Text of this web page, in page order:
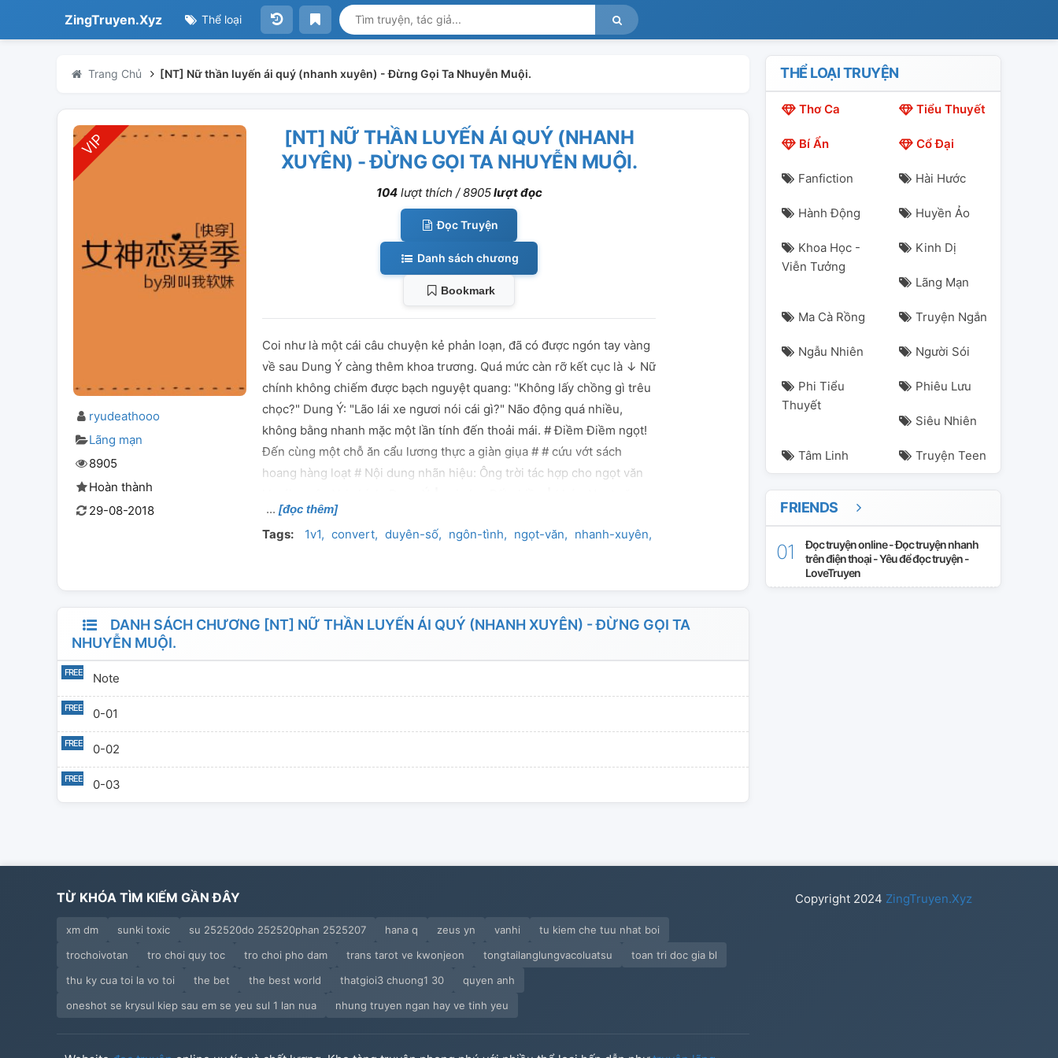
ZingTruyen.Xyz Thể loại
Trang Chủ [NT] Nữ thần luyến ái quý (nhanh xuyên) - Đừng Gọi Ta Nhuyễn Muội.
ryudeathooo
Lãng mạn
8905
Hoàn thành
29-08-2018
[NT] NỮ THẦN LUYẾN ÁI QUÝ (NHANH
XUYÊN) - ĐỪNG GỌI TA NHUYỄN MUỘI.
104lượt thích /8905lượt đọc
Đọc Truyện
Danh sách chương
Bookmark
Coi như là một cái câu chuyện kẻ phản loạn, đã có được ngón tay vàng
về sau Dung Ý càng thêm khoa trương. Quá mức càn rỡ kết cục là ↓ Nữ
chính không chiếm được bạch nguyệt quang: "Không lấy chồng gì trêu
chọc?" Dung Ý: "Lão lái xe ngươi nói cái gì?" Não động quá nhiều,
không bằng nhanh mặc một lần tính đến thoải mái. # Điềm Điềm ngọt!
Đến cùng một chỗ ăn cẩu lương thực a giàn giụa # # cứu vớt sách
hoang hàng loạt # Nội dung nhãn hiệu: Ông trời tác hợp cho ngọt văn
khoái xuyên
[đọc thêm]
Tags: 1v1 convert duyên-số ngôn-tình ngọt-văn nhanh-xuyên
DANH SÁCH CHƯƠNG [NT] NỮ THẦN LUYẾN ÁI QUÝ (NHANH XUYÊN) - ĐỪNG GỌI TA
NHUYỄN MUỘI.
Note
0-01
0-02
0-03
THỂ LOẠI TRUYỆN
Thơ Ca Tiểu Thuyết
Bí Ẩn Cổ Đại
Fanfiction Hài Hước
Hành Động Huyền Ảo
Khoa Học -
Viễn Tưởng
Kinh Dị
Lãng Mạn
Ma Cà Rồng Truyện Ngắn
Ngẫu Nhiên Người Sói
Phi Tiểu
Thuyết
Phiêu Lưu
Siêu Nhiên
Tâm Linh Truyện Teen
FRIENDS
Đọc truyện online - Đọc truyện nhanh
trên điện thoại - Yêu để đọc truyện -
LoveTruyen
TỪ KHÓA TÌM KIẾM GẦN ĐÂY
xm dm sunki toxic su 252520do 252520phan 2525207 hana q zeus yn vanhi
tu kiem che tuu nhat boi
trochoivotan
tro choi quy toc tro choi pho dam trans tarot ve kwonjeon tongtailanglungvacoluatsu
toan tri doc gia bl
thu ky cua toi la vo toi
the bet the best world thatgioi3 chuong1 30
quyen anh
oneshot se krysul kiep sau em se yeu sul 1 lan nua
nhung truyen ngan hay ve tinh yeu
Copyright 2024 ZingTruyen.Xyz